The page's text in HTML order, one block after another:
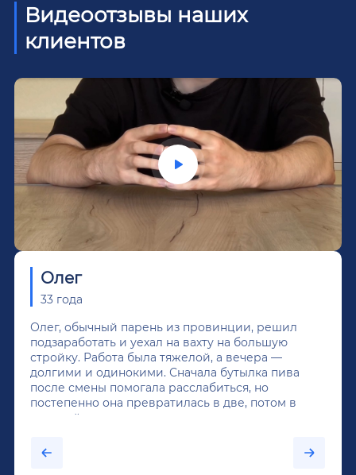
Видеоотзывы наших
клиентов
Олег
33 года
Олег, обычный парень из провинции, решил
подзаработать и уехал на вахту на большую
стройку. Работа была тяжелой, а вечера —
долгими и одинокими. Сначала бутылка пива
после смены помогала расслабиться, но
постепенно она превратилась в две, потом в
крепкий алкоголь, и вот он уже пил почти
было назначено кодирование по методу
Довженко.